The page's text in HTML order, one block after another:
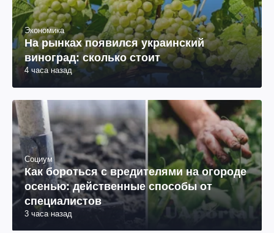
Экономика
На рынках появился украинский
виноград: сколько стоит
4 часа назад
Социум
Как бороться с вредителями на огороде
осенью: действенные способы от
специалистов
3 часа назад